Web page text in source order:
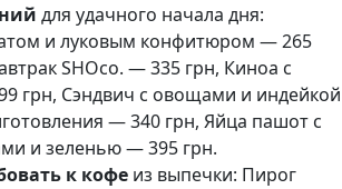
для удачного начала дня:
и луковым конфитюром — 265
SHOco. — 335 грн, Киноа с
грн, Сэндвич с овощами и индейкой
— 340 грн, Яйца пашот с
и зеленью — 395 грн.
к кофе из выпечки: Пирог